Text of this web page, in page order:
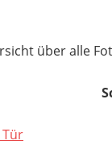
über alle